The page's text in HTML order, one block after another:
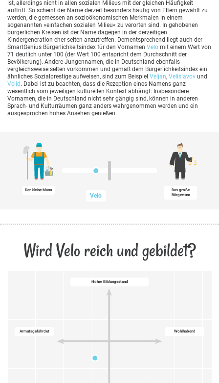
ist, allerdings nicht in allen sozialen Milieus mit der gleichen Häufigkeit
auftritt. So scheint der Name derzeit besonders häufig von Eltern gewählt zu
werden, die gemessen an sozioökonomischen Merkmalen in einem
sogenannten »einfachen sozialen Milieu« zu verorten sind. In gehobenen
bürgerlichen Kreisen ist der Name dagegen in der derzeitigen
Kindergeneration eher selten anzutreffen. Dementsprechend liegt auch der
SmartGenius Bürgerlichkeitsindex für den Vornamen Velo mit einem Wert von
71 deutlich unter 100 (der Wert 100 entspricht dem Durchschnitt der
Bevölkerung). Andere Jungennamen, die in Deutschland ebenfalls
vergleichsweise selten vorkommen und gemäß dem Bürgerlichkeitsindex ein
ähnliches Sozialprestige aufweisen, sind zum Beispiel Veljan, Velislavov und
Velid . Dabei ist zu beachten, dass die Rezeption eines Namens ganz
wesentlich vom jeweiligen kulturellen Kontext abhängt: Insbesondere
Vornamen, die in Deutschland nicht sehr gängig sind, können in anderen
Sprach- und Kulturräumen ganz anders wahrgenommen werden und ein
ausgesprochen hohes Ansehen genießen.
Der kleine Mann
Velo
Das große
Bürgertum
Wird Velo reich und gebildet?
Hoher Bildungsstand
Wohlhabend
Armutsgefährdet